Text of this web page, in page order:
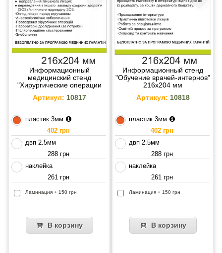
Информационный
медицинский стенд
"Хирургические операции
условиях стационара одного
Артикул: 10817
пластик 3мм
402 грн
двп 2.5мм
288 грн
наклейка
261 грн
Ламинация + 150 грн
В корзину
Информационный стенд
"Обучение врачей-интернов"
216х204 мм
Артикул: 10818
пластик 3мм
402 грн
двп 2.5мм
288 грн
наклейка
261 грн
Ламинация + 150 грн
В корзину